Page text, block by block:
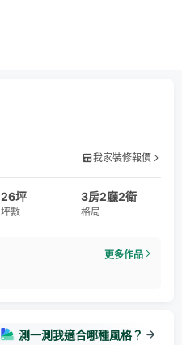
我家裝修報價
26坪
坪數
3房2廳2衛
格局
更多作品
測一測我適合哪種風格？